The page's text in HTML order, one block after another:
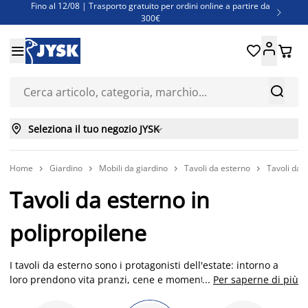
Fino al 12/08 | Trasporto gratuito per ordini online a partire da
300€

Super offerte d'estate | Oltre 1.500 articoli fino al 70%
Finanziamenti - Scegli il piano di rimborso più adatto a te


 
 Seleziona il tuo negozio JYSK
Home  Giardino  Mobili da giardino  Tavoli da esterno  Tavoli da
Tavoli da esterno in
polipropilene
I tavoli da esterno sono i protagonisti dell'estate: intorno a
loro prendono vita pranzi, cene e momenti conviviali da vivere
... Per saperne di più